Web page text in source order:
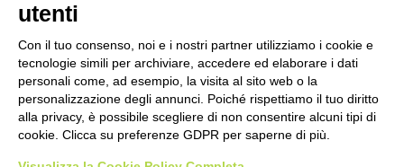
Sonda Music Sharing
Musicplus – Il magazine
utenti
Con il tuo consenso, noi e i nostri partner utilizziamo i cookie e
tecnologie simili per archiviare, accedere ed elaborare i dati
personali come, ad esempio, la visita al sito web o la
personalizzazione degli annunci. Poiché rispettiamo il tuo diritto
alla privacy, è possibile scegliere di non consentire alcuni tipi di
cookie. Clicca su preferenze GDPR per saperne di più.